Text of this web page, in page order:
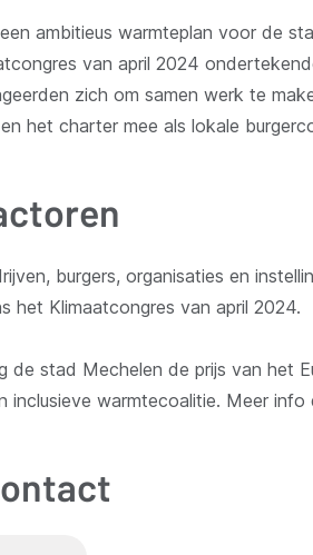
ambitieus warmteplan voor de
van april 2024
zich om samen werk te
het charter mee als lokale
burgers, organisaties en
het Klimaatcongres van april 2024.
de stad Mechelen de prijs van het
inclusieve warmtecoalitie. Meer info